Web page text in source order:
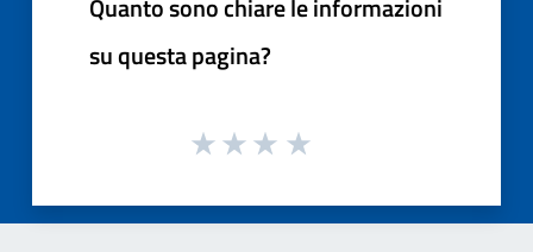
su questa pagina?